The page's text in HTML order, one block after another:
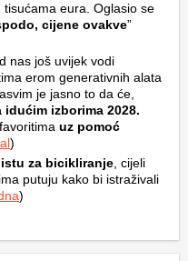
eura. Oglasio se
cijene ovakve”
nas još uvijek vodi
erom generativnih alata
je jasno to da će,
idućim izborima 2028.
uz pomoć
)
za bicikliranje , cijeli
putuju kako bi istraživali
)